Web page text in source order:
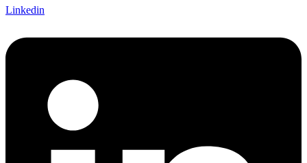
Linkedin